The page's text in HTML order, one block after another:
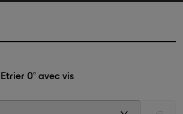
Etrier 0° avec vis